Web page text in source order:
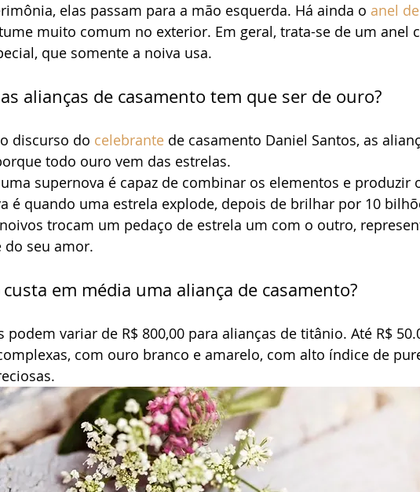
elas passam para a mão esquerda. Há ainda o anel
muito comum no exterior. Em geral, trata-se de um anel
que somente a noiva usa.
alianças de casamento tem que ser de ouro?
discurso do celebrante de casamento Daniel Santos, as
todo ouro vem das estrelas.
supernova é capaz de combinar os elementos e produzir
é quando uma estrela explode, depois de brilhar por 10
trocam um pedaço de estrela um com o outro,
seu amor.
em média uma aliança de casamento?
podem variar de R$ 800,00 para alianças de titânio. Até R$
com ouro branco e amarelo, com alto índice de